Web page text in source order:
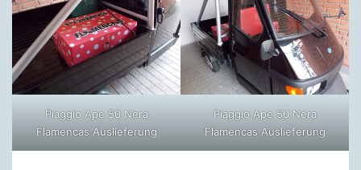
Piaggio Ape 50 Nera
Flamencas Auslieferung
Piaggio Ape 50 Nera
Flamencas Auslieferung